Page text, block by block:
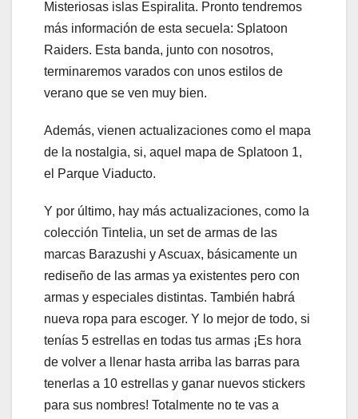
Misteriosas islas Espiralita. Pronto tendremos
más información de esta secuela: Splatoon
Raiders. Esta banda, junto con nosotros,
terminaremos varados con unos estilos de
verano que se ven muy bien.
Además, vienen actualizaciones como el mapa
de la nostalgia, si, aquel mapa de Splatoon 1,
el Parque Viaducto.
Y por último, hay más actualizaciones, como la
colección Tintelia, un set de armas de las
marcas Barazushi y Ascuax, básicamente un
rediseño de las armas ya existentes pero con
armas y especiales distintas. También habrá
nueva ropa para escoger. Y lo mejor de todo, si
tenías 5 estrellas en todas tus armas ¡Es hora
de volver a llenar hasta arriba las barras para
tenerlas a 10 estrellas y ganar nuevos stickers
para sus nombres! Totalmente no te vas a